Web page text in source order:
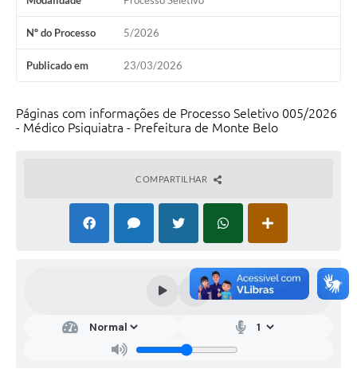
Nº do Processo 5/2026
Publicado em 23/03/2026
Páginas com informações de Processo Seletivo 005/2026
- Médico Psiquiatra - Prefeitura de Monte Belo
COMPARTILHAR